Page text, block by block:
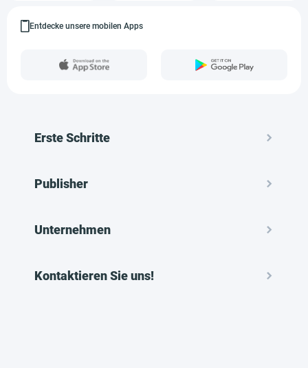
Entdecke unsere mobilen Apps
Erste Schritte
Publisher
Unternehmen
Kontaktieren Sie uns!